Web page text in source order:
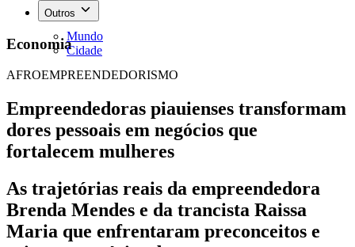
Outros
Mundo
Cidade
Economia
AFROEMPREENDEDORISMO
Empreendedoras piauienses transformam
dores pessoais em negócios que
fortalecem mulheres
As trajetórias reais da empreendedora
Brenda Mendes e da trancista Raissa
Maria que enfrentaram preconceitos e